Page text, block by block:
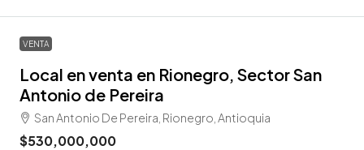
VENTA
Local en venta en Rionegro, Sector San
Antonio de Pereira
San Antonio De Pereira, Rionegro, Antioquia
$530,000,000